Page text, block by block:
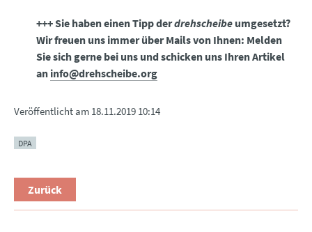
+++ Sie haben einen Tipp derdrehscheibe umgesetzt?
Wir freuen uns immer über Mails von Ihnen: Melden
Sie sich gerne bei uns und schicken uns Ihren Artikel
an info@drehscheibe.org
Veröffentlicht am 18.11.2019 10:14
DPA
Zurück